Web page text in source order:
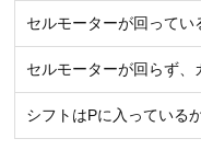
セルモーターが回って
セルモーターが回らず、
シフトはPに入っている